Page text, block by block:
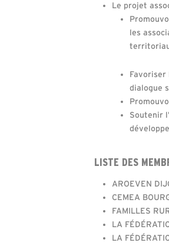
Le projet
les
dialogue
Soutenir
LISTE DES
AROEVEN
CEMEA
FAMILLES
LA
LA